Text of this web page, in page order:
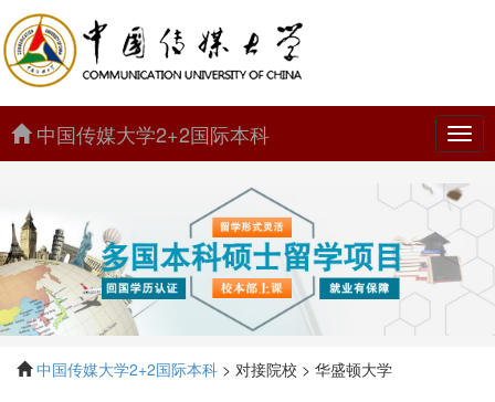
中
国
传
大
学
2+2
际
本
科
中国传媒大学2+2国际本科
中国传媒大学2+2国际本科 > 对接院校 > 华盛顿大学